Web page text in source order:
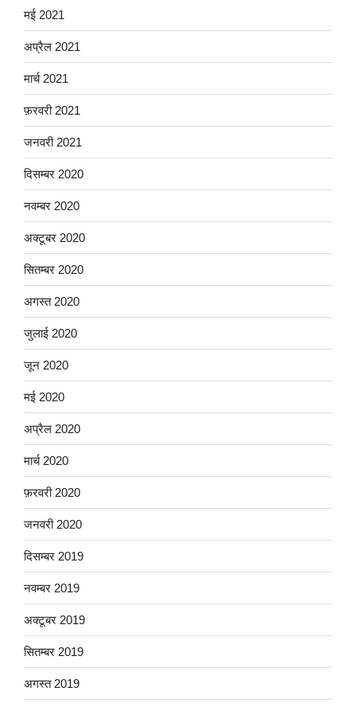
मई 2021
अप्रैल 2021
मार्च 2021
फ़रवरी 2021
जनवरी 2021
दिसम्बर 2020
नवम्बर 2020
अक्टूबर 2020
सितम्बर 2020
अगस्त 2020
जुलाई 2020
जून 2020
मई 2020
अप्रैल 2020
मार्च 2020
फ़रवरी 2020
जनवरी 2020
दिसम्बर 2019
नवम्बर 2019
अक्टूबर 2019
सितम्बर 2019
अगस्त 2019